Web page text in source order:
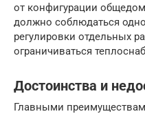
от конфигурации
должно соблюдаться
регулировки отдельных
ограничиваться
Достоинства и
Главными